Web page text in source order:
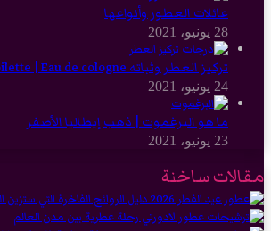
عائلات العطور وأنواعها
28 يونيو، 2021
تركيز العطر وثباته Eau de parfum | Eau de toilette | Eau de cologne
24 يونيو، 2021
ما هو البرغموت | ذهب إيطاليا الأصفر
23 يونيو، 2021
مقالات ساخنة